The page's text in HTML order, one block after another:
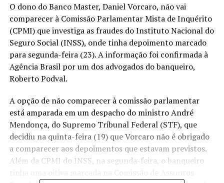
O dono do Banco Master, Daniel Vorcaro, não vai
comparecer à Comissão Parlamentar Mista de Inquérito
(CPMI) que investiga as fraudes do Instituto Nacional do
Seguro Social (INSS), onde tinha depoimento marcado
para segunda-feira (23). A informação foi confirmada à
Agência Brasil por um dos advogados do banqueiro,
Roberto Podval.
A opção de não comparecer à comissão parlamentar
está amparada em um despacho do ministro André
Mendonça, do Supremo Tribunal Federal (STF), que
decidiu na quinta-feira (19) que Vorcaro não é obrigado
a comparecer aos depoimentos que estavam previstos.
Além da CPMI do INSS, na segunda-feira, o banqueiro